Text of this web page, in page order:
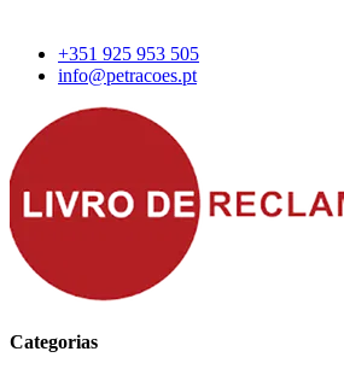
+351 925 953 505
info@petracoes.pt
Categorias